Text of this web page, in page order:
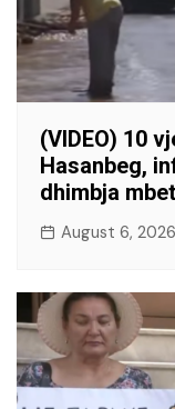
(VIDEO) 10
Hasanbeg,
dhimbja
August 6, 2026